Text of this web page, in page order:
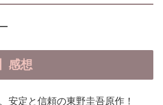
感想
安定と信頼の東野圭吾原作！